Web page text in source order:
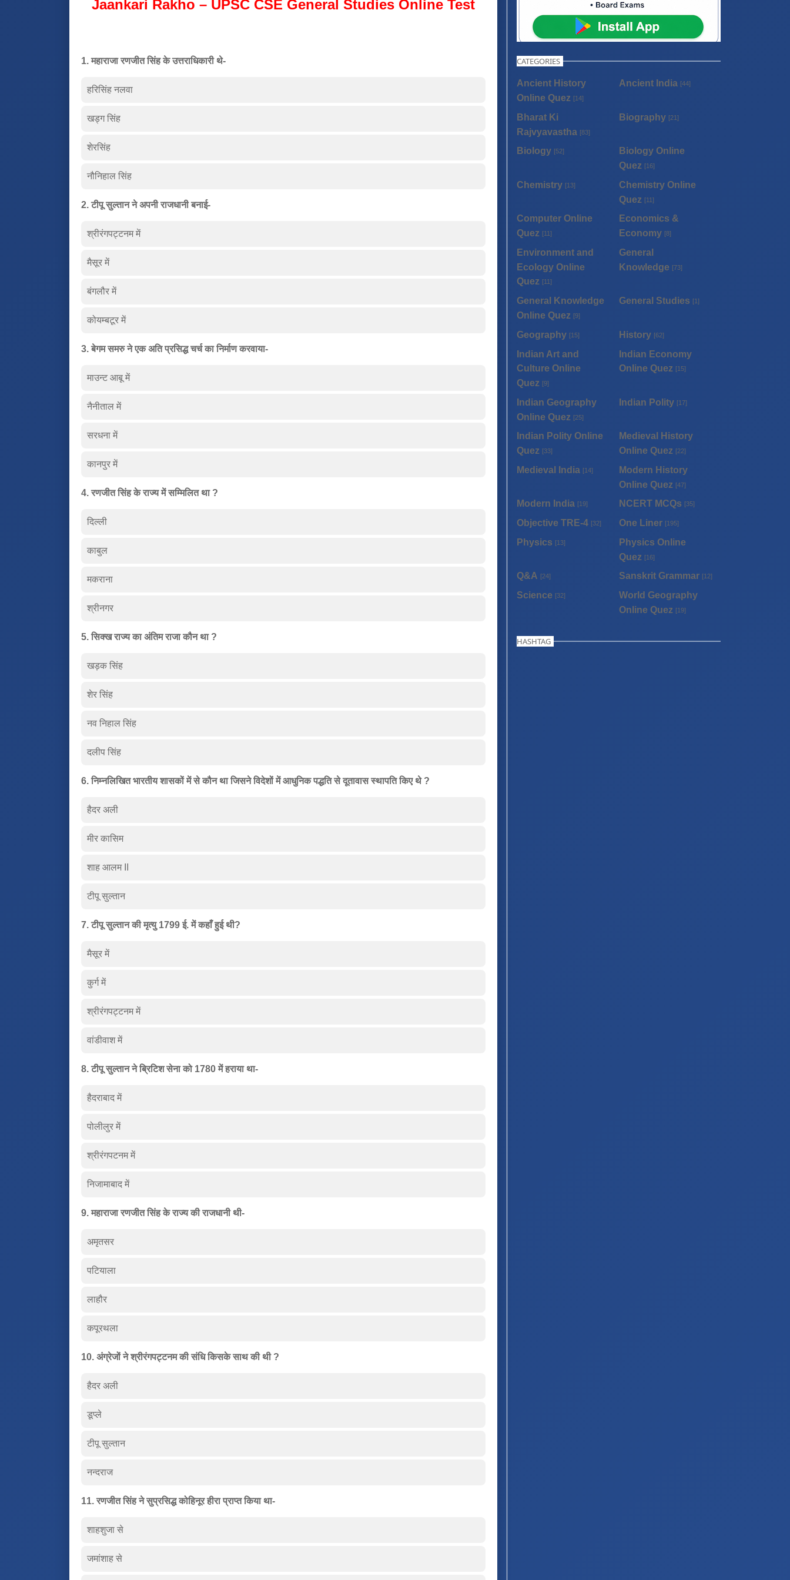
Jaankari Rakho – UPSC CSE General Studies Online Test
1. महाराजा रणजीत सिंह के उत्तराधिकारी थे-
हरिसिंह नलवा
खड्ग सिंह
शेरसिंह
नौनिहाल सिंह
2. टीपू सुल्तान ने अपनी राजधानी बनाई-
श्रीरंगपट्टनम में
मैसूर में
बंगलौर में
कोयम्बटूर में
3. बेगम समरु ने एक अति प्रसिद्ध चर्च का निर्माण करवाया-
माउन्ट आबू में
नैनीताल में
सरधना में
कानपुर में
4. रणजीत सिंह के राज्य में सम्मिलित था ?
दिल्ली
काबुल
मकराना
श्रीनगर
5. सिक्ख राज्य का अंतिम राजा कौन था ?
खड़क सिंह
शेर सिंह
नव निहाल सिंह
दलीप सिंह
6. निम्नलिखित भारतीय शासकों में से कौन था जिसने विदेशों में आधुनिक पद्धति से दूतावास स्थापति किए थे ?
हैदर अली
मीर कासिम
शाह आलम II
टीपू सुल्तान
7. टीपू सुल्तान की मृत्यु 1799 ई. में कहाँ हुई थी?
मैसूर में
कुर्ग में
श्रीरंगपट्टनम में
वांडीवाश में
8. टीपू सुल्तान ने ब्रिटिश सेना को 1780 में हराया था-
हैदराबाद में
पोलीलुर में
श्रीरंगपटनम में
निजामाबाद में
9. महाराजा रणजीत सिंह के राज्य की राजधानी थी-
अमृतसर
पटियाला
लाहौर
कपूरथला
10. अंग्रेजों ने श्रीरंगपट्टनम की संधि किसके साथ की थी ?
हैदर अली
डूप्ले
टीपू सुल्तान
नन्दराज
11. रणजीत सिंह ने सुप्रसिद्ध कोहिनूर हीरा प्राप्त किया था-
शाहशुजा से
जमांशाह से
CATEGORIES
Ancient History
Online Quez [14]
Ancient India [44]
Bharat Ki
Rajvyavastha [83]
Biography [21]
Biology [52]
Biology Online
Quez [16]
Chemistry [13]
Chemistry Online
Quez [11]
Computer Online
Quez [11]
Economics &
Economy [8]
Environment and
Ecology Online
Quez [11]
General
Knowledge [73]
General Knowledge
Online Quez [9]
General Studies [1]
Geography [15] History [62]
Indian Art and
Culture Online
Quez [9]
Indian Economy
Online Quez [15]
Indian Geography
Online Quez [25]
Indian Polity [17]
Indian Polity Online
Quez [33]
Medieval History
Online Quez [22]
Medieval India [14]
Modern History
Online Quez [47]
Modern India [19] NCERT MCQs [35]
Objective TRE-4 [32] One Liner [195]
Physics [13]
Physics Online
Quez [16]
Q&A [24] Sanskrit Grammar [12]
Science [32]
World Geography
Online Quez [19]
HASHTAG